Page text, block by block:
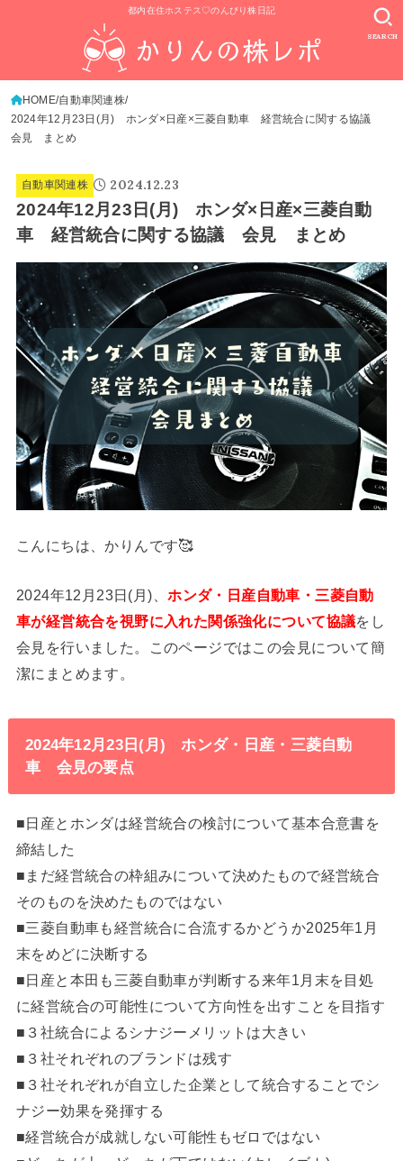
都内在住ホステス♡のんびり株日記
SEARCH
HOME 自動車関連株
2024年12月23日(月) ホンダ×日産×三菱自動車 経営統合に関する協議
会見 まとめ
自動車関連株 2024.12.23
2024年12月23日(月) ホンダ×日産×三菱自動
車 経営統合に関する協議 会見 まとめ
こんにちは、かりんです🥰
2024年12月23日(月)、ホンダ・日産自動車・三菱自動
車が経営統合を視野に入れた関係強化について協議をし
会見を行いました。このページではこの会見について簡
潔にまとめます。
2024年12月23日(月) ホンダ・日産・三菱自動
車 会見の要点
■日産とホンダは経営統合の検討について基本合意書を
締結した
■まだ経営統合の枠組みについて決めたもので経営統合
そのものを決めたものではない
■三菱自動車も経営統合に合流するかどうか2025年1月
末をめどに決断する
■日産と本田も三菱自動車が判断する来年1月末を目処
に経営統合の可能性について方向性を出すことを目指す
■３社統合によるシナジーメリットは大きい
■３社それぞれのブランドは残す
■３社それぞれが自立した企業として統合することでシ
ナジー効果を発揮する
■経営統合が成就しない可能性もゼロではない